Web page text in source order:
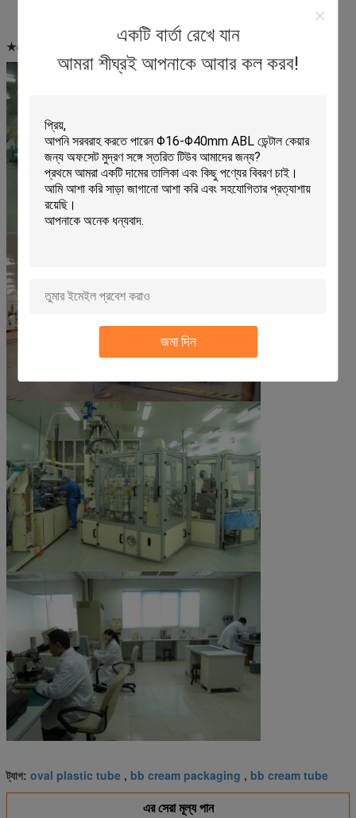
একটি বার্তা রেখে যান
আমরা শীঘ্রই আপনাকে আবার কল করব!
জমা দিন
★ক্রেতা ব্র্যান্ডঃ
ট্যাগ: oval plastic tube , bb cream packaging , bb cream tube
এর সেরা মূল্য পান